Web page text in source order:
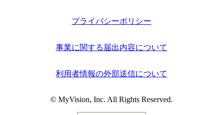
プライバシーポリシー
事業に関する届出内容について
利用者情報の外部送信について
© MyVision, Inc. All Rights Reserved.